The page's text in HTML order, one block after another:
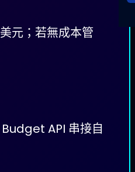
元；若無成本管
API 串接自